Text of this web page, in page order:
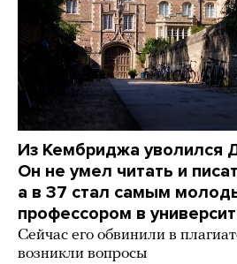
Из Кембриджа уволился
Он не умел читать и
а в 37 стал самым
профессором в
Сейчас его обвинили в
возникли вопросы